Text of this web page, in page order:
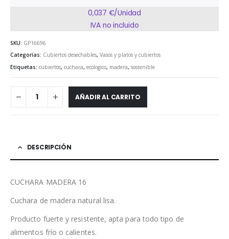
0,037 €/Unidad
IVA no incluido
SKU: GP16696
Categorías: Cubiertos desechables, Vasos y platos y cubiertos
Etiquetas: cubiertos, cuchara, ecologico, madera, sostenible
AÑADIR AL CARRITO
DESCRIPCIÓN
CUCHARA MADERA 16
Cuchara de madera natural lisa.
Producto fuerte y resistente, apta para todo tipo de
alimentos frío o calientes.